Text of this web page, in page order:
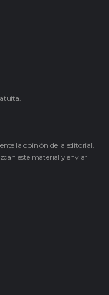
la opinión de la editorial.
este material y enviar